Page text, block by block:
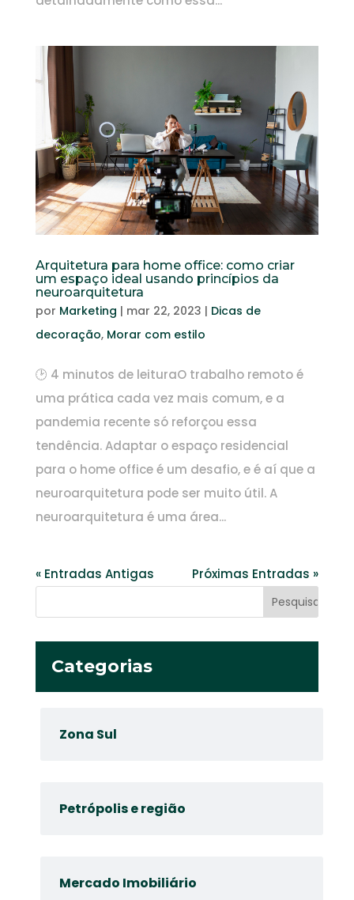
Arquitetura para home office: como criar
um espaço ideal usando princípios da
neuroarquitetura
por Marketing | mar 22, 2023 | Dicas de
decoração, Morar com estilo
🕑 4 minutos de leituraO trabalho remoto é
uma prática cada vez mais comum, e a
pandemia recente só reforçou essa
tendência. Adaptar o espaço residencial
para o home office é um desafio, e é aí que a
neuroarquitetura pode ser muito útil. A
neuroarquitetura é uma área...
« Entradas Antigas Próximas Entradas »
Categorias
Zona Sul
Petrópolis e região
Mercado Imobiliário